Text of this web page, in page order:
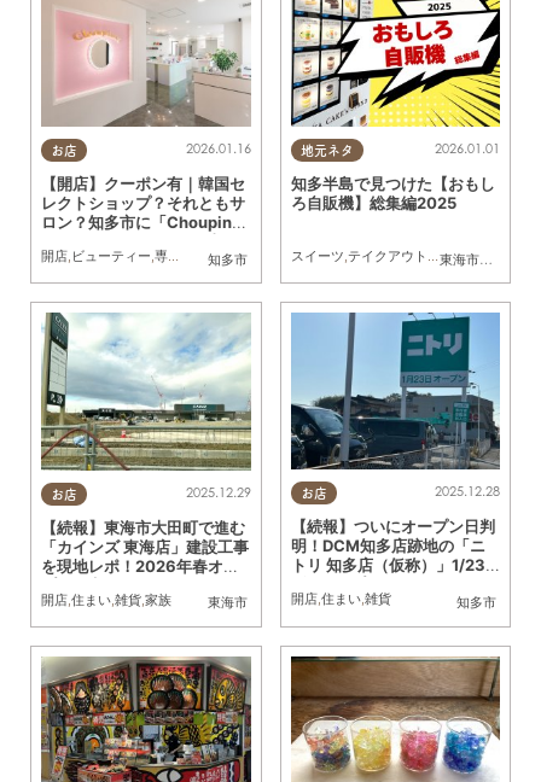
お店
知多市
2026.01.16
【開店】クーポン有｜韓国セ
レクトショップ？それともサ
ロン？知多市に「Choupinet
ープン／ちたまる広告
開店, ビューティー,専門店 雑貨,ちたまる広告,クーポン
地元ネタ
東海市知多市
2026.01.01
知多半島で見つけた【おもし
ろ自販機】総集編2025
スイーツ,テイクアウト ,雑貨,おもしろ自
お店
東海市
2025.12.29
【続報】東海市大田町で進む
「カインズ 東海店」建設工事
を現地レポ！2026年春オー
プン予定
開店,住まい,雑貨,家族
お店
知多市
2025.12.28
【続報】ついにオープン日判
明！DCM知多店跡地の「ニ
トリ 知多店（仮称）」1/23
開店,住まい,雑貨